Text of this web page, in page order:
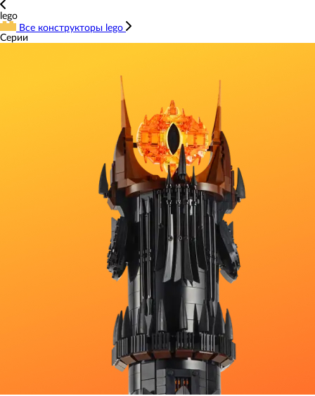
lego
Все конструкторы lego
Серии